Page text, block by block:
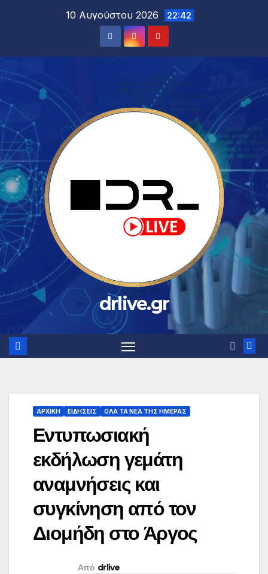
10 Αυγούστου 2026 22:42
drlive.gr
ΑΡΧΙΚΗ ΕΙΔΗΣΕΙΣ ΟΛΑ ΤΑ ΝΕΑ ΤΗΣ ΗΜΕΡΑΣ
Εντυπωσιακή
εκδήλωση γεμάτη
αναμνήσεις και
συγκίνηση από τον
Διομήδη στο Άργος
Από drlive